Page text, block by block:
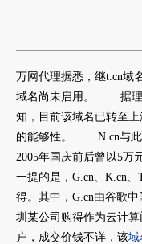
万网代理据悉，继t.cn域
域名尚未启用。 据理解
知，目前该域名已转至
的能够性。 N.cn与此前
2005年国庆前后曾以5
一提的是，G.cn、K.cn
得。其中，G.cn由谷歌
圳某公司购得作为云计
户，成交价钱不详，该域